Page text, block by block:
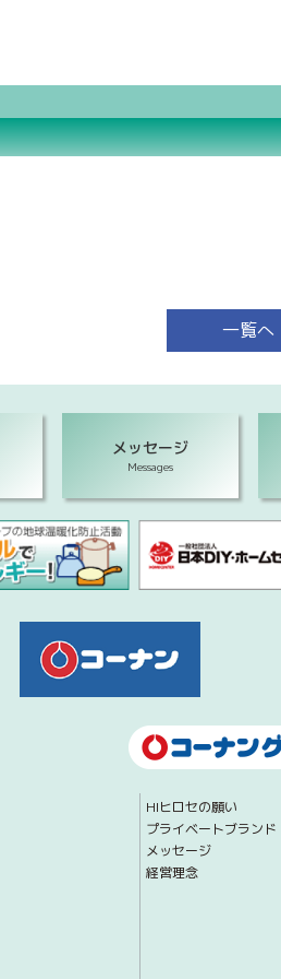
一覧へ
メッセージ
Messages
HIヒロセの願い
プライベートブランド
メッセージ
経営理念